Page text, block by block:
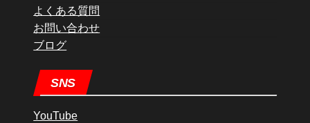
よくある質問
お問い合わせ
ブログ
SNS
YouTube